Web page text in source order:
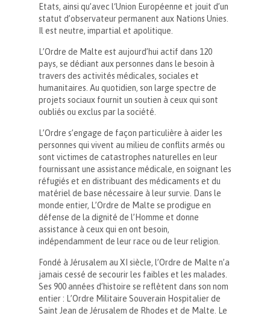
Etats, ainsi qu’avec l‘Union Européenne et jouit d’un
statut d’observateur permanent aux Nations Unies.
Il est neutre, impartial et apolitique.
L’Ordre de Malte est aujourd’hui actif dans 120
pays, se dédiant aux personnes dans le besoin à
travers des activités médicales, sociales et
humanitaires. Au quotidien, son large spectre de
projets sociaux fournit un soutien à ceux qui sont
oubliés ou exclus par la société.
L’Ordre s’engage de façon particulière à aider les
personnes qui vivent au milieu de conflits armés ou
sont victimes de catastrophes naturelles en leur
fournissant une assistance médicale, en soignant les
réfugiés et en distribuant des médicaments et du
matériel de base nécessaire à leur survie. Dans le
monde entier, L’Ordre de Malte se prodigue en
défense de la dignité de l’Homme et donne
assistance à ceux qui en ont besoin,
indépendamment de leur race ou de leur religion.
Fondé à Jérusalem au XI siècle, l’Ordre de Malte n’a
jamais cessé de secourir les faibles et les malades.
Ses 900 années d’histoire se reflètent dans son nom
entier : L’Ordre Militaire Souverain Hospitalier de
Saint Jean de Jérusalem de Rhodes et de Malte. Le